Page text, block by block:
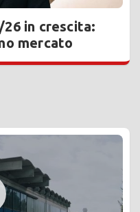
26 in crescita:
mercato